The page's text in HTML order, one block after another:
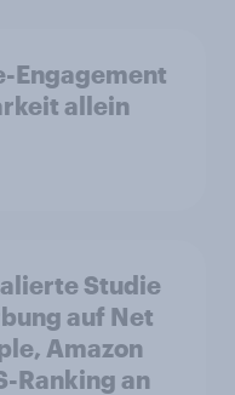
Engagement
allein
Studie
auf Net
Amazon
Ranking an